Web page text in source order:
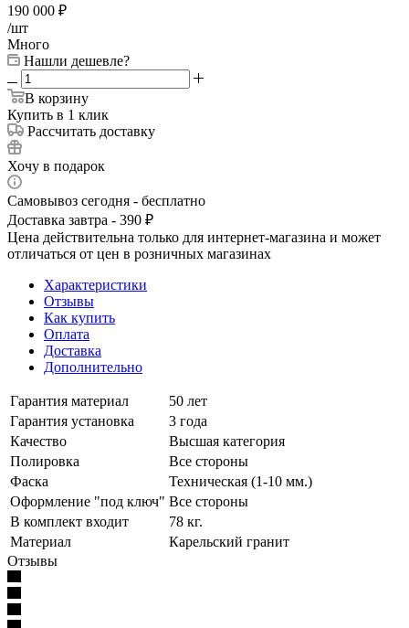
190 000 ₽
/шт
Много
Нашли дешевле?
В корзину
Купить в 1 клик
Рассчитать доставку
Хочу в подарок
Самовывоз сегодня - бесплатно
Доставка завтра - 390 ₽
Цена действительна только для интернет-магазина и может
отличаться от цен в розничных магазинах
Характеристики
Отзывы
Как купить
Оплата
Доставка
Дополнительно
Гарантия материал
50 лет
Гарантия установка
3 года
Качество
Высшая категория
Полировка
Все стороны
Фаска
Техническая (1-10 мм.)
Оформление "под ключ" Все стороны
В комплект входит
78 кг.
Материал
Карельский гранит
Отзывы